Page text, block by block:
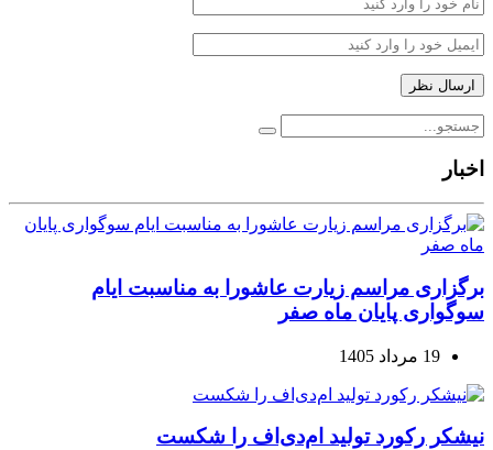
اخبار
برگزاری مراسم زیارت عاشورا به مناسبت ایام
سوگواری پایان ماه صفر
19 مرداد 1405
نیشکر رکورد تولید ام‌دی‌اف را شکست